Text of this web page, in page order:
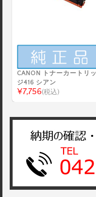
CANON トナーカートリッ
ジ416 シアン
¥7,756(税込)